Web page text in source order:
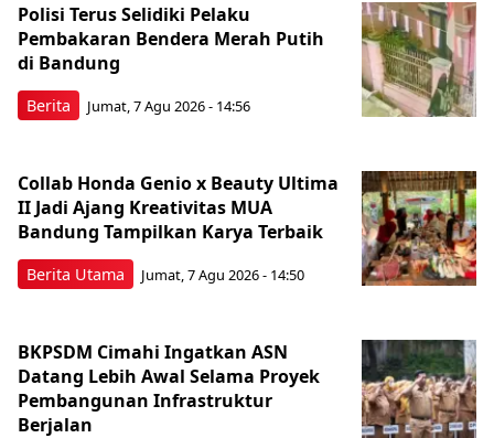
Berita
Polisi Terus Selidiki Pelaku
Pembakaran Bendera Merah Putih
di Bandung
Jumat, 7 Agu 2026 - 14:56
Berita Utama
Collab Honda Genio x Beauty Ultima
II Jadi Ajang Kreativitas MUA
Bandung Tampilkan Karya Terbaik
Jumat, 7 Agu 2026 - 14:50
BKPSDM Cimahi Ingatkan ASN
Datang Lebih Awal Selama Proyek
Pembangunan Infrastruktur
Berjalan